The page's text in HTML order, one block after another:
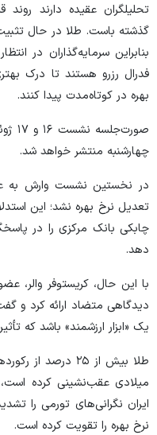
تحلیلگران عقیده دارند
گذشته باست. طلا در حال
بنابراین سرمایه‌گذاران در
فدرال رزرو هستند تا درک
بهره در کوتاه‌مدت پیدا کنند.
چهارشنبه منتشر خواهد شد.
در نخستین نشست وارش به
تعدیل نرخ بهره نشد؛ این
چابکی بانک مرکزی را در
دهد.
با این حال، کریستوفر والر،
دیدگاهی متضاد ارائه کرد و
یک «ابزار ارزشمند» باشد که
طلا بیش از ۲۵
میلادی عقب‌نشینی کرده است،
ایران نگرانی‌های تورمی را
نرخ بهره را تقویت کرده است.